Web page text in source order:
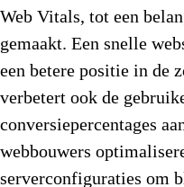
Web Vitals, tot een
gemaakt. Een snelle
een betere positie in de
verbetert ook de
conversiepercentages
webbouwers
serverconfiguraties om